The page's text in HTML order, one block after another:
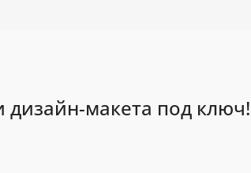
дизайн-макета под ключ!